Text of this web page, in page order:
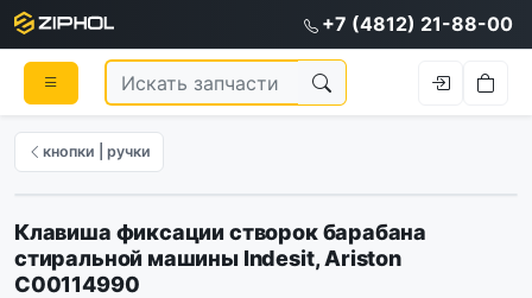
+7 (4812) 21-88-00
кнопки | ручки
Клавиша фиксации створок барабана
стиральной машины Indesit, Ariston
C00114990